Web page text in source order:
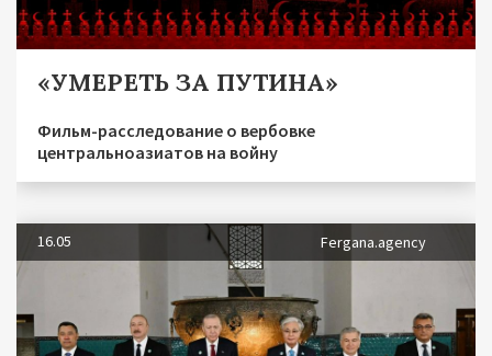
«УМЕРЕТЬ ЗА ПУТИНА»
Фильм-расследование о вербовке
центральноазиатов на войну
16.05 Fergana.agency